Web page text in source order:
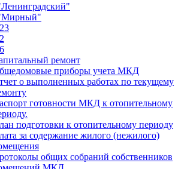
ремонт
приборы учета МКД
о выполненных работах по текущему
готовности МКД к отопительному
подготовки к отопительному периоду
за содержание жилого (нежилого)
общих собраний собственников